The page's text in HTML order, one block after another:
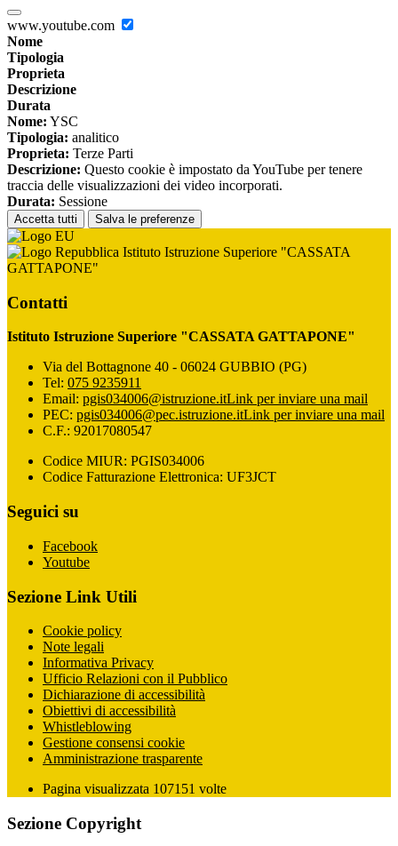
www.youtube.com
Nome
Tipologia
Proprieta
Descrizione
Durata
Nome: YSC
Tipologia: analitico
Proprieta: Terze Parti
Descrizione: Questo cookie è impostato da YouTube per tenere
traccia delle visualizzazioni dei video incorporati.
Durata: Sessione
Accetta tutti Salva le preferenze
Istituto Istruzione Superiore "CASSATA
GATTAPONE"
Contatti
Istituto Istruzione Superiore "CASSATA GATTAPONE"
Via del Bottagnone 40 - 06024 GUBBIO (PG)
Tel: 075 9235911
Email: pgis034006@istruzione.itLink per inviare una mail
PEC: pgis034006@pec.istruzione.itLink per inviare una mail
C.F.: 92017080547
Codice MIUR: PGIS034006
Codice Fatturazione Elettronica: UF3JCT
Seguici su
Facebook
Youtube
Sezione Link Utili
Cookie policy
Note legali
Informativa Privacy
Ufficio Relazioni con il Pubblico
Dichiarazione di accessibilità
Obiettivi di accessibilità
Whistleblowing
Gestione consensi cookie
Amministrazione trasparente
Pagina visualizzata 107151 volte
Sezione Copyright